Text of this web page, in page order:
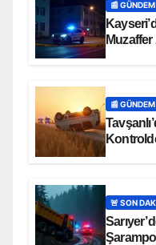
📰
📰
🚨 SON